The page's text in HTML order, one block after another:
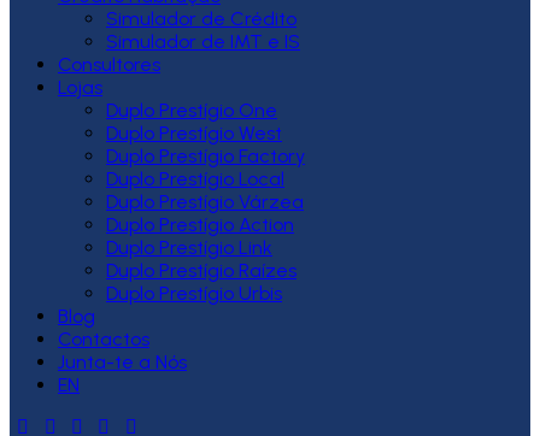
Simulador de Crédito
Simulador de IMT e IS
Consultores
Lojas
Duplo Prestígio One
Duplo Prestígio West
Duplo Prestígio Factory
Duplo Prestígio Local
Duplo Prestígio Várzea
Duplo Prestígio Action
Duplo Prestígio Link
Duplo Prestígio Raízes
Duplo Prestígio Urbis
Blog
Contactos
Junta-te a Nós
EN